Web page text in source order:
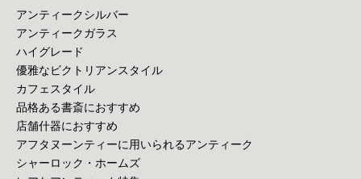
アンティークシルバー
アンティークガラス
ハイグレード
優雅なビクトリアンスタイル
カフェスタイル
品格ある書斎におすすめ
店舗什器におすすめ
アフタヌーンティーに用いられるアンティーク
シャーロック・ホームズ